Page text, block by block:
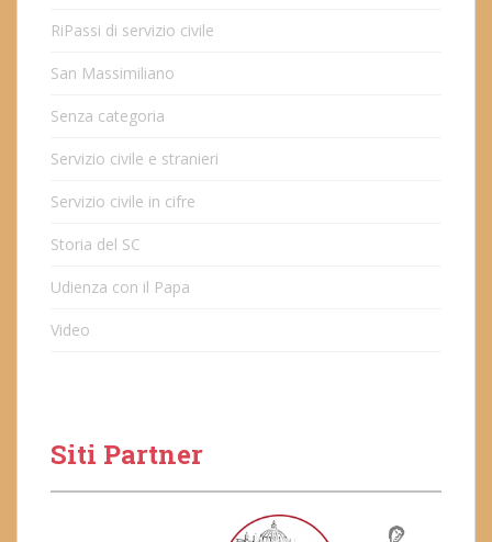
RiPassi di servizio civile
San Massimiliano
Senza categoria
Servizio civile e stranieri
Servizio civile in cifre
Storia del SC
Udienza con il Papa
Video
Siti Partner